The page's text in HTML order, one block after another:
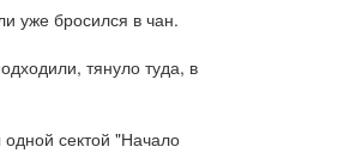
уже бросился в чан.
тянуло туда, в
сектой "Начало